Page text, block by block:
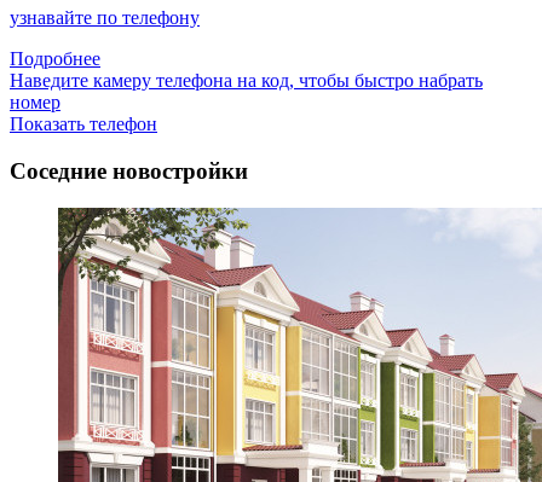
узнавайте по телефону
Подробнее
Наведите камеру телефона на код, чтобы быстро набрать
номер
Показать телефон
Соседние новостройки